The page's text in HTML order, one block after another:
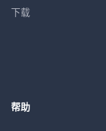
下载
帮助